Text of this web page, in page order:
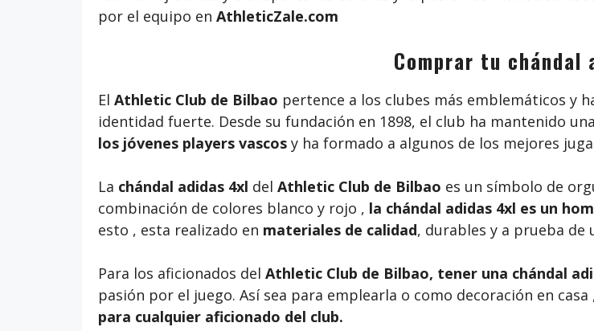
por el equipo en AthleticZale.com
Comprar tu chándal
El Athletic Club de Bilbao pertence a los clubes más emblemáticos y
identidad fuerte. Desde su fundación en 1898, el club ha mantenido
los jóvenes players vascos y ha formado a algunos de los mejores
La chándal adidas 4xl del Athletic Club de Bilbao es un símbolo de
combinación de colores blanco y rojo , la chándal adidas 4xl es un
esto , esta realizado en materiales de calidad, durables y a prueba de
Para los aficionados del Athletic Club de Bilbao, tener una chándal
pasión por el juego. Así sea para emplearla o como decoración en casa
para cualquier aficionado del club.